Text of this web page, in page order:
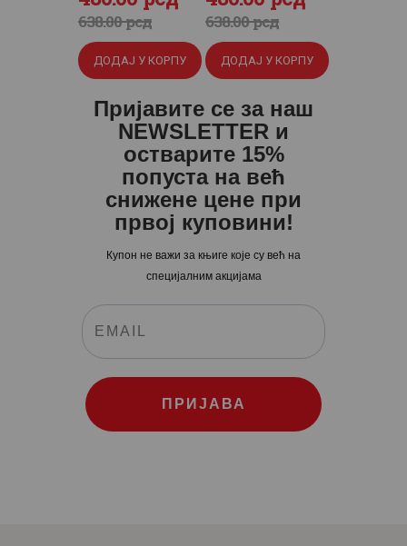
638.00рсд
цена
је
била:
638.
цена
је:
480.
ДОДАЈ У КОРПУ
638.00рсд
цена
је
била:
638 .
0
0
рсд.
цена
је:
480.
0
0
рсд.
ДОДАЈ У КОРПУ
Пријавите се за наш
NEWSLETTER и
остварите 15%
попуста на већ
снижене цене при
првој куповини!
Купон не важи за књиге које су већ на
специјалним акцијама
ПРИЈАВА